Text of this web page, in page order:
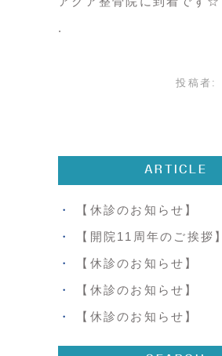
投稿者:
ARTICLE
【休診のお知らせ】
【開院11周年のご挨拶】
【休診のお知らせ】
【休診のお知らせ】
【休診のお知らせ】